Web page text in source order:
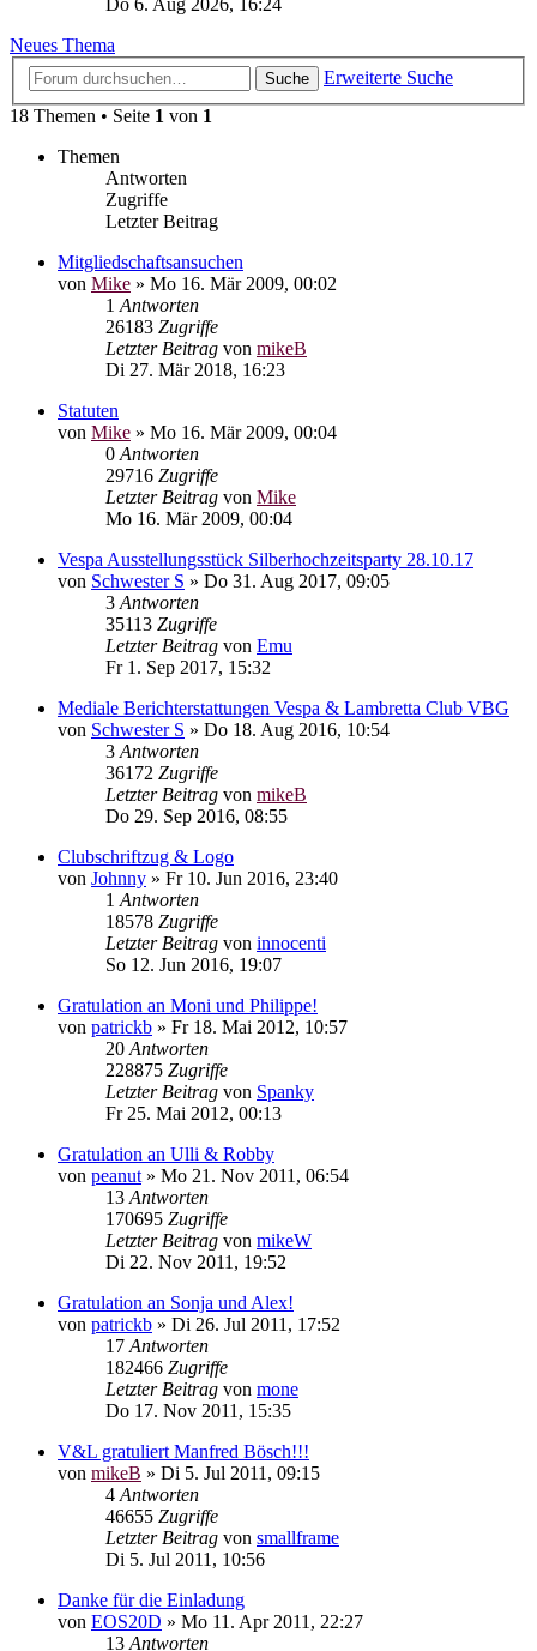
Do 6. Aug 2026, 16:24
Neues Thema
Suche
Erweiterte Suche
18 Themen • Seite 1 von 1
Themen
Antworten
Zugriffe
Letzter Beitrag
Mitgliedschaftsansuchen
von Mike » Mo 16. Mär 2009, 00:02
1 Antworten
26183 Zugriffe
Letzter Beitrag von mikeB
Di 27. Mär 2018, 16:23
Statuten
von Mike » Mo 16. Mär 2009, 00:04
0 Antworten
29716 Zugriffe
Letzter Beitrag von Mike
Mo 16. Mär 2009, 00:04
Vespa Ausstellungsstück Silberhochzeitsparty 28.10.17
von Schwester S » Do 31. Aug 2017, 09:05
3 Antworten
35113 Zugriffe
Letzter Beitrag von Emu
Fr 1. Sep 2017, 15:32
Mediale Berichterstattungen Vespa & Lambretta Club VBG
von Schwester S » Do 18. Aug 2016, 10:54
3 Antworten
36172 Zugriffe
Letzter Beitrag von mikeB
Do 29. Sep 2016, 08:55
Clubschriftzug & Logo
von Johnny » Fr 10. Jun 2016, 23:40
1 Antworten
18578 Zugriffe
Letzter Beitrag von innocenti
So 12. Jun 2016, 19:07
Gratulation an Moni und Philippe!
von patrickb » Fr 18. Mai 2012, 10:57
20 Antworten
228875 Zugriffe
Letzter Beitrag von Spanky
Fr 25. Mai 2012, 00:13
Gratulation an Ulli & Robby
von peanut » Mo 21. Nov 2011, 06:54
13 Antworten
170695 Zugriffe
Letzter Beitrag von mikeW
Di 22. Nov 2011, 19:52
Gratulation an Sonja und Alex!
von patrickb » Di 26. Jul 2011, 17:52
17 Antworten
182466 Zugriffe
Letzter Beitrag von mone
Do 17. Nov 2011, 15:35
V&L gratuliert Manfred Bösch!!!
von mikeB » Di 5. Jul 2011, 09:15
4 Antworten
46655 Zugriffe
Letzter Beitrag von smallframe
Di 5. Jul 2011, 10:56
Danke für die Einladung
von EOS20D » Mo 11. Apr 2011, 22:27
13 Antworten